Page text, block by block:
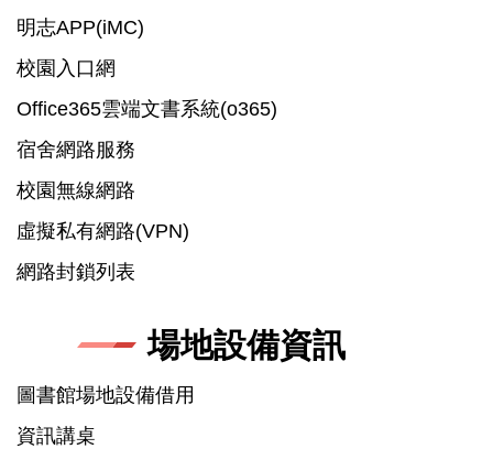
明志APP(iMC)
校園入口網
Office365雲端文書系統(o365)
宿舍網路服務
校園無線網路
虛擬私有網路(VPN)
網路封鎖列表
場地設備資訊
圖書館場地設備借用
資訊講桌